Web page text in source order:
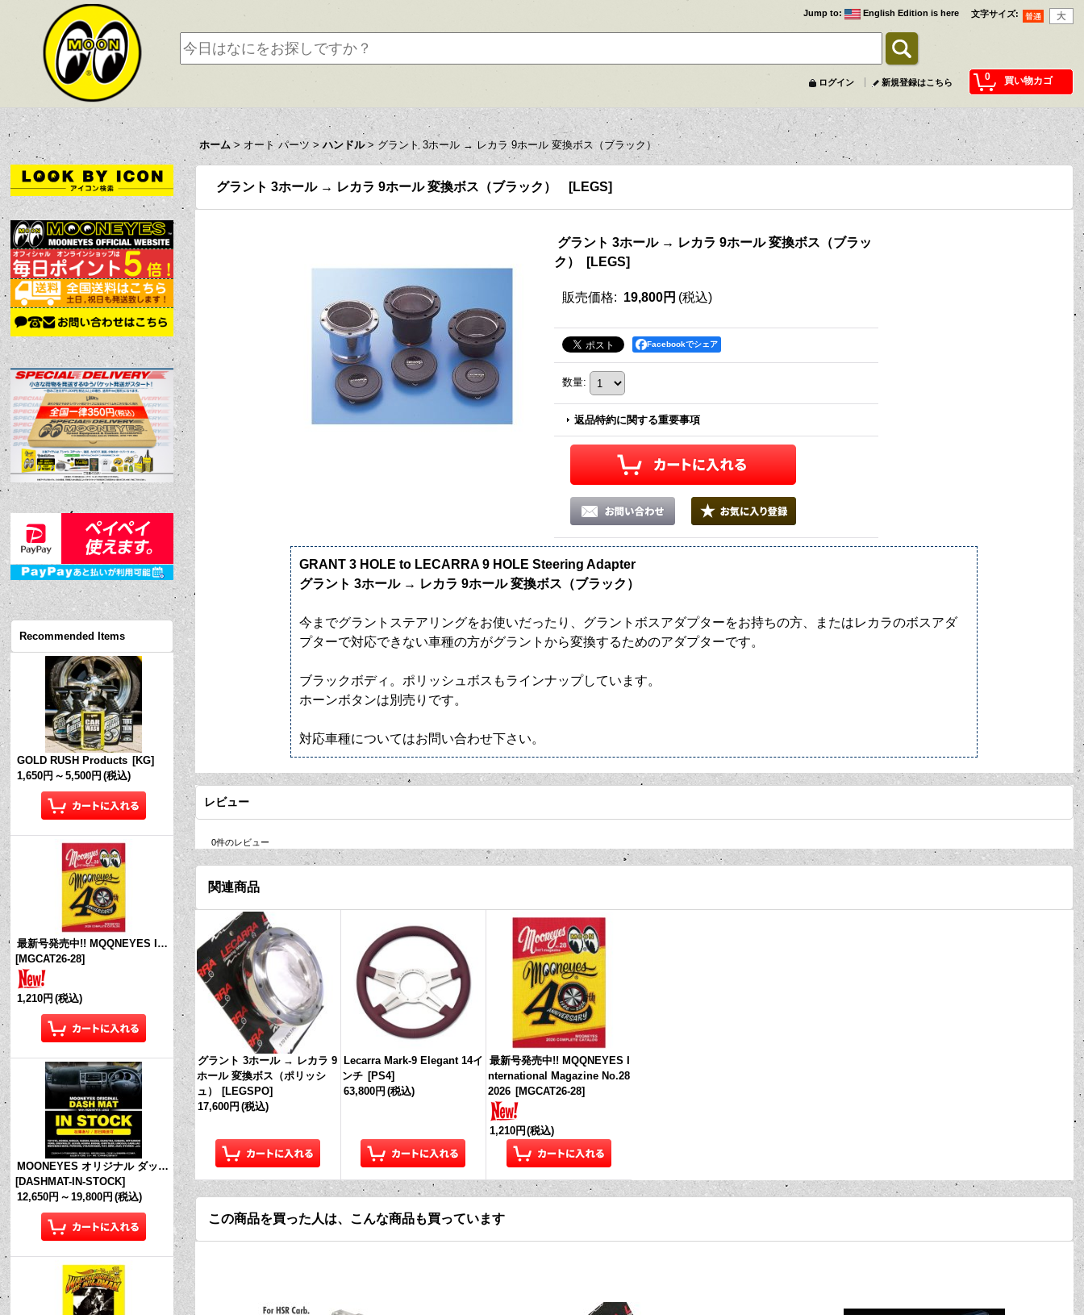
文字サイズ:
Jump to: English Edition is here
0 買い物カゴ
ログイン 新規登録はこちら
ホーム > オート パーツ > ハンドル > グラント 3ホール → レカラ 9ホール 変換ボス（ブラック）
Recommended Items
GOLD RUSH Products [KG]
1,650円 ～ 5,500円 (税込)
最新号発売中!! MQQNEYES International Magazine No.28 2026
[MGCAT26-28]
1,210円 (税込)
MOONEYES オリジナル ダッシュマット (in Stock!)
[DASHMAT-IN-STOCK]
12,650円 ～ 19,800円 (税込)
グラント 3ホール → レカラ 9ホール 変換ボス（ブラック） [LEGS]
グラント 3ホール → レカラ 9ホール 変換ボス（ブラッ
ク）
[LEGS]
販売価格: 19,800円 (税込)
Facebookでシェア
数量:
返品特約に関する重要事項
GRANT 3 HOLE to LECARRA 9 HOLE Steering Adapter
グラント 3ホール → レカラ 9ホール 変換ボス（ブラック）
今までグラントステアリングをお使いだったり、グラントボスアダプターをお持ちの方、またはレカラのボスアダ
プターで対応できない車種の方がグラントから変換するためのアダプターです。
ブラックボディ。ポリッシュボスもラインナップしています。
ホーンボタンは別売りです。
対応車種についてはお問い合わせ下さい。
レビュー
0件のレビュー
関連商品
グラント 3ホール → レカラ 9
ホール 変換ボス（ポリッシ
ュ）
[LEGSPO]
17,600円 (税込)
Lecarra Mark-9 Elegant 14イ
ンチ [PS4]
63,800円 (税込)
最新号発売中!! MQQNEYES I
nternational Magazine No.28
2026 [MGCAT26-28]
1,210円 (税込)
この商品を買った人は、こんな商品も買っています